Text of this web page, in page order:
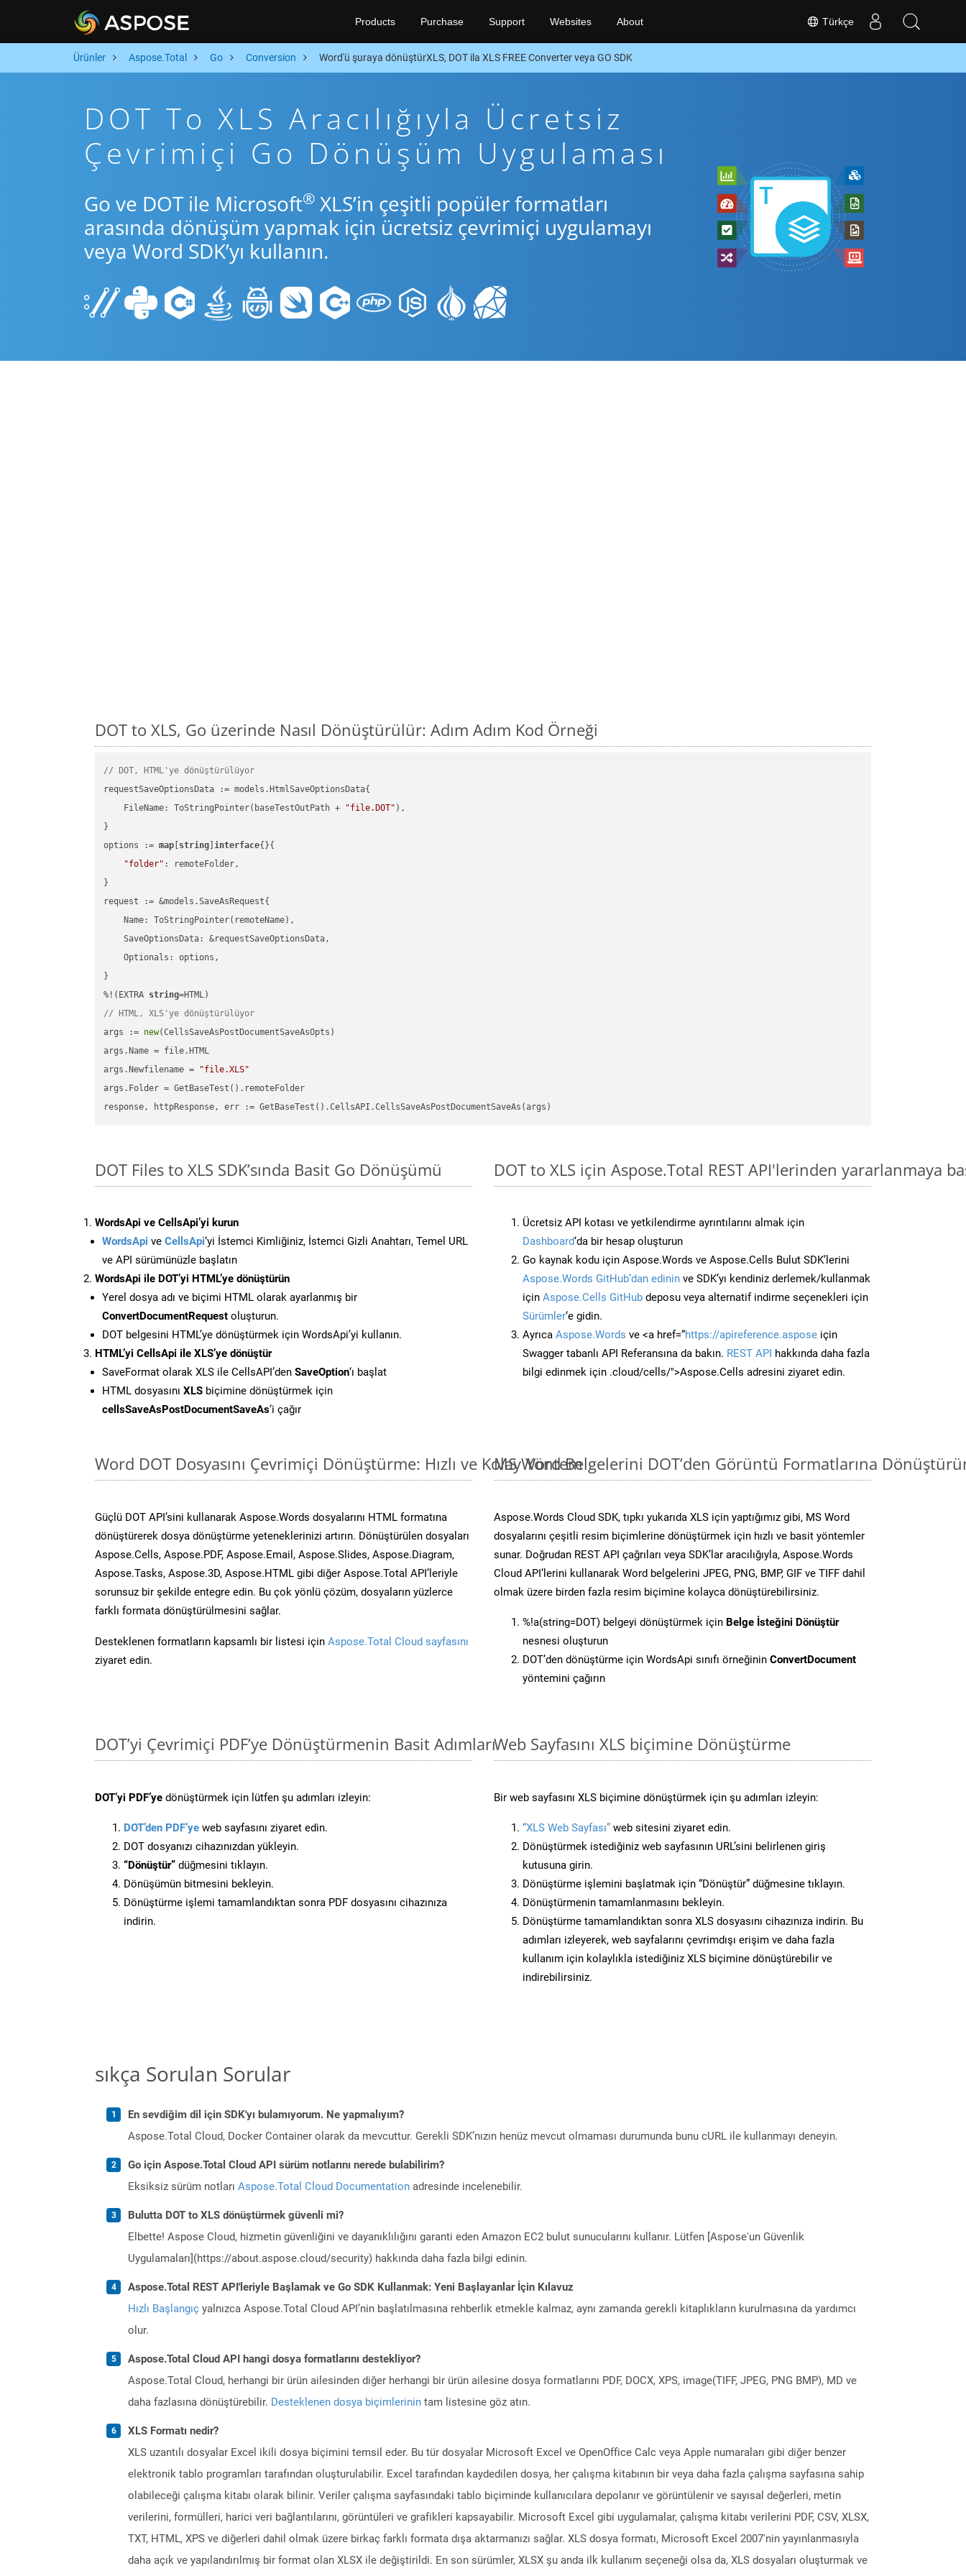
Türkçe
Products Purchase Support Websites About
Ürünler Aspose.Total Go Conversion Word'ü şuraya dönüştürXLS, DOT ila XLS FREE Converter veya GO SDK
DOT To XLS Aracılığıyla Ücretsiz
Çevrimiçi Go Dönüşüm Uygulaması
Go ve DOT ile Microsoft® XLS’in çeşitli popüler formatları
arasında dönüşüm yapmak için ücretsiz çevrimiçi uygulamayı
veya Word SDK’yı kullanın.
DOT to XLS, Go üzerinde Nasıl Dönüştürülür: Adım Adım Kod Örneği
// DOT, HTML'ye dönüştürülüyor
requestSaveOptionsData := models.HtmlSaveOptionsData{
    FileName: ToStringPointer(baseTestOutPath +
"file.DOT" ),
}
options := map string ]interface{}{
"folder" : remoteFolder,
}
request := &models.SaveAsRequest{
    Name: ToStringPointer(remoteName),
    SaveOptionsData: &requestSaveOptionsData,
    Optionals: options,
}
%!(EXTRA string
// HTML, XLS'ye dönüştürülüyor
args := new(CellsSaveAsPostDocumentSaveAsOpts)
args.Name = file.HTML
args.Newfilename =
"file.XLS"
args.Folder = GetBaseTest().remoteFolder
DOT Files to XLS SDK’sında Basit Go Dönüşümü
WordsApi ve CellsApi’yi kurun
WordsApi ve CellsApi‘yi İstemci Kimliğiniz, İstemci Gizli Anahtarı, Temel URL
ve API sürümünüzle başlatın
WordsApi ile DOT’yi HTML’ye dönüştürün
Yerel dosya adı ve biçimi HTML olarak ayarlanmış bir
ConvertDocumentRequest oluşturun.
DOT belgesini HTML’ye dönüştürmek için WordsApi’yi kullanın.
HTML’yi CellsApi ile XLS’ye dönüştür
SaveFormat olarak XLS ile CellsAPI’den SaveOption‘ı başlat
HTML dosyasını XLS biçimine dönüştürmek için
cellsSaveAsPostDocumentSaveAs‘i çağır
DOT to XLS için Aspose.Total REST API'lerinden yararlanmaya
Ücretsiz API kotası ve yetkilendirme ayrıntılarını almak için
Dashboard‘da bir hesap oluşturun
Go kaynak kodu için Aspose.Words ve Aspose.Cells Bulut SDK’lerini
Aspose.Words GitHub’dan edinin ve SDK’yı kendiniz derlemek/kullanmak
için Aspose.Cells GitHub deposu veya alternatif indirme seçenekleri için
Sürümler‘e gidin.
Ayrıca Aspose.Words ve <a href=“https://apireference.aspose için
Swagger tabanlı API Referansına da bakın. REST API hakkında daha fazla
bilgi edinmek için .cloud/cells/">Aspose.Cells adresini ziyaret edin.
Word DOT Dosyasını Çevrimiçi Dönüştürme: Hızlı ve Kolay Yöntem
Güçlü DOT API’sini kullanarak Aspose.Words dosyalarını HTML formatına
dönüştürerek dosya dönüştürme yeteneklerinizi artırın. Dönüştürülen dosyaları
Aspose.Cells, Aspose.PDF, Aspose.Email, Aspose.Slides, Aspose.Diagram,
Aspose.Tasks, Aspose.3D, Aspose.HTML gibi diğer Aspose.Total API’leriyle
sorunsuz bir şekilde entegre edin. Bu çok yönlü çözüm, dosyaların yüzlerce
farklı formata dönüştürülmesini sağlar.
Desteklenen formatların kapsamlı bir listesi için Aspose.Total Cloud sayfasını
ziyaret edin.
MS Word Belgelerini DOT’den Görüntü Formatlarına
Aspose.Words Cloud SDK, tıpkı yukarıda XLS için yaptığımız gibi, MS Word
dosyalarını çeşitli resim biçimlerine dönüştürmek için hızlı ve basit yöntemler
sunar. Doğrudan REST API çağrıları veya SDK’lar aracılığıyla, Aspose.Words
Cloud API’lerini kullanarak Word belgelerini JPEG, PNG, BMP, GIF ve TIFF dahil
olmak üzere birden fazla resim biçimine kolayca dönüştürebilirsiniz.
%!a(string=DOT) belgeyi dönüştürmek için Belge İsteğini Dönüştür
nesnesi oluşturun
DOT’den dönüştürme için WordsApi sınıfı örneğinin ConvertDocument
yöntemini çağırın
DOT’yi Çevrimiçi PDF’ye Dönüştürmenin Basit Adımları
DOT’yi PDF’ye dönüştürmek için lütfen şu adımları izleyin:
DOT’den PDF’ye web sayfasını ziyaret edin.
DOT dosyanızı cihazınızdan yükleyin.
“Dönüştür” düğmesini tıklayın.
Dönüşümün bitmesini bekleyin.
Dönüştürme işlemi tamamlandıktan sonra PDF dosyasını cihazınıza
indirin.
Web Sayfasını XLS biçimine Dönüştürme
Bir web sayfasını XLS biçimine dönüştürmek için şu adımları izleyin:
“XLS Web Sayfası” web sitesini ziyaret edin.
Dönüştürmek istediğiniz web sayfasının URL’sini belirlenen giriş
kutusuna girin.
Dönüştürme işlemini başlatmak için “Dönüştür” düğmesine tıklayın.
Dönüştürmenin tamamlanmasını bekleyin.
Dönüştürme tamamlandıktan sonra XLS dosyasını cihazınıza indirin. Bu
adımları izleyerek, web sayfalarını çevrimdışı erişim ve daha fazla
kullanım için kolaylıkla istediğiniz XLS biçimine dönüştürebilir ve
indirebilirsiniz.
sıkça Sorulan Sorular
En sevdiğim dil için SDK'yı bulamıyorum. Ne yapmalıyım?
Aspose.Total Cloud, Docker Container olarak da mevcuttur. Gerekli SDK’nızın henüz mevcut olmaması durumunda bunu cURL ile kullanmayı deneyin.
Go için Aspose.Total Cloud API sürüm notlarını nerede bulabilirim?
Eksiksiz sürüm notları Aspose.Total Cloud Documentation adresinde incelenebilir.
Bulutta DOT to XLS dönüştürmek güvenli mi?
Elbette! Aspose Cloud, hizmetin güvenliğini ve dayanıklılığını garanti eden Amazon EC2 bulut sunucularını kullanır. Lütfen [Aspose'un Güvenlik
Uygulamaları](https://about.aspose.cloud/security) hakkında daha fazla bilgi edinin.
Aspose.Total REST API'leriyle Başlamak ve Go SDK Kullanmak: Yeni Başlayanlar İçin Kılavuz
Hızlı Başlangıç yalnızca Aspose.Total Cloud API’nin başlatılmasına rehberlik etmekle kalmaz, aynı zamanda gerekli kitaplıkların kurulmasına da yardımcı
olur.
Aspose.Total Cloud API hangi dosya formatlarını destekliyor?
Aspose.Total Cloud, herhangi bir ürün ailesinden diğer herhangi bir ürün ailesine dosya formatlarını PDF, DOCX, XPS, image(TIFF, JPEG, PNG BMP), MD ve
daha fazlasına dönüştürebilir. Desteklenen dosya biçimlerinin tam listesine göz atın.
XLS Formatı nedir?
XLS uzantılı dosyalar Excel ikili dosya biçimini temsil eder. Bu tür dosyalar Microsoft Excel ve OpenOffice Calc veya Apple numaraları gibi diğer benzer
elektronik tablo programları tarafından oluşturulabilir. Excel tarafından kaydedilen dosya, her çalışma kitabının bir veya daha fazla çalışma sayfasına sahip
olabileceği çalışma kitabı olarak bilinir. Veriler çalışma sayfasındaki tablo biçiminde kullanıcılara depolanır ve görüntülenir ve sayısal değerleri, metin
verilerini, formülleri, harici veri bağlantılarını, görüntüleri ve grafikleri kapsayabilir. Microsoft Excel gibi uygulamalar, çalışma kitabı verilerini PDF, CSV, XLSX,
TXT, HTML, XPS ve diğerleri dahil olmak üzere birkaç farklı formata dışa aktarmanızı sağlar. XLS dosya formatı, Microsoft Excel 2007'nin yayınlanmasıyla
daha açık ve yapılandırılmış bir format olan XLSX ile değiştirildi. En son sürümler, XLSX şu anda ilk kullanım seçeneği olsa da, XLS dosyaları oluşturmak ve